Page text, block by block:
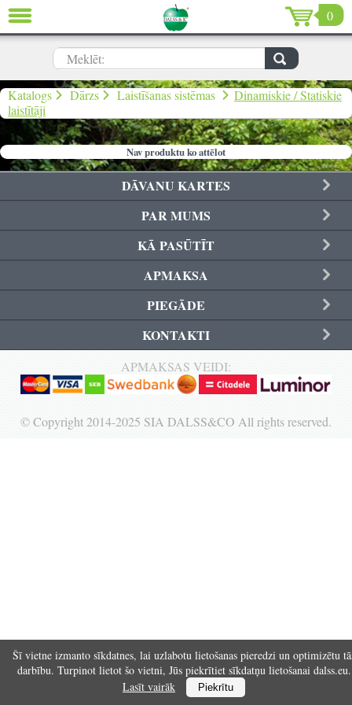
Šī vietne izmanto sīkdatnes, lai uzlabotu lietošanas pieredzi un optimizētu
darbību. Turpinot lietot šo vietni, Jūs piekrītiet sīkdatņu lietošanai dalss.eu.
Lasīt vairāk
Piekrītu
0
Meklēt:
Katalogs Dārzs Laistīšanas sistēmas
Dinamiskie / Statiskie
laistītāji
Nav produktu ko attēlot
DĀVANU KARTES
PAR MUMS
KĀ PASŪTĪT
APMAKSA
PIEGĀDE
KONTAKTI
APMAKSAS VEIDI:
© Copyright 2014-2025 SIA DALSS&CO All rights reserved.
AIZVĒRT
Dārzs (637)
Māja (198)
De Luxe (15)
Izpārdošana (59)
Ziemassvētki & Jaunais gads (96)
Reģistrēties